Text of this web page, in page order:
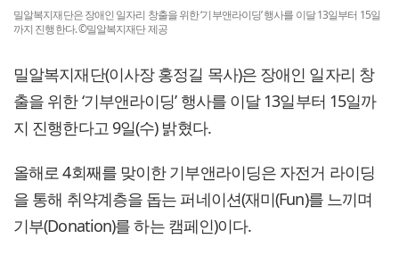
밀알복지재단은 장애인 일자리 창출을 위한 ‘기부앤라이딩’ 행사를 이달 13일부터 15일
까지 진행한다. ©밀알복지재단 제공
밀알복지재단(이사장 홍정길 목사)은 장애인 일자리 창
출을 위한 ‘기부앤라이딩’ 행사를 이달 13일부터 15일까
지 진행한다고 9일(수) 밝혔다.
올해로 4회째를 맞이한 기부앤라이딩은 자전거 라이딩
을 통해 취약계층을 돕는 퍼네이션(재미(Fun)를 느끼며
기부(Donation)를 하는 캠페인)이다.